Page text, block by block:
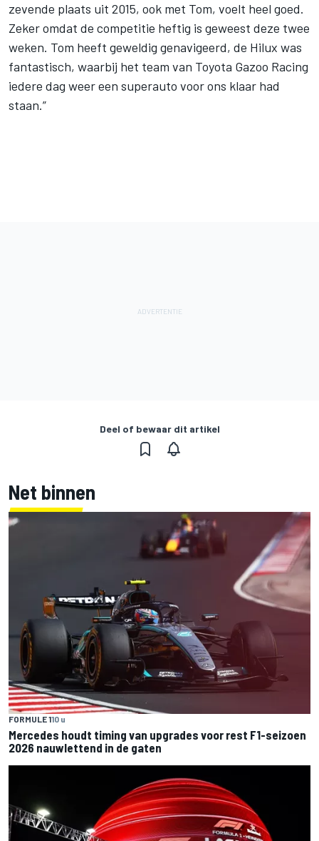
zevende plaats uit 2015, ook met Tom, voelt heel goed.
Zeker omdat de competitie heftig is geweest deze twee
weken. Tom heeft geweldig genavigeerd, de Hilux was
fantastisch, waarbij het team van Toyota Gazoo Racing
iedere dag weer een superauto voor ons klaar had
staan.”
Deel of bewaar dit artikel
Net binnen
FORMULE 110 u
Mercedes houdt timing van upgrades voor rest F1-seizoen
2026 nauwlettend in de gaten